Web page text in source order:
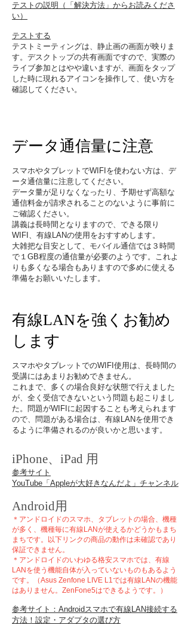
テストの説明（「解決方法」からお読みくださ
い）
テストする
テストミーティングは、静止画の画面が映りま
す。デスクトップの共有画面ですので、実際の
ライブ参加とはやや違いますが、画面をタップ
した時に現れるアイコンを操作して、使い方を
確認してください。
データ通信量に注意
​スマホやタブレットでWIFIを使わない方は、デ
ータ通信量に注意してください。
データ量が足りなくなったり、予期せず高額な
通信料金が請求されることのないように事前に
ご確認ください。
​講義は長時間となりますので、できる限り
WIFI、有線LANの使用をおすすめします。
​大雑把な目安として、モバイル通信では３時間
で１GB程度の通信量が必要のようです。これよ
りも多くなる場合もありますので多めに使える
準備をお願いいたします。
有線LANを強くお勧め
します
​スマホやタブレットでのWIFI使用は、長時間の
受講にはあまりお勧めできません。
これまで、多くの場合良好な状態で行えました
が、全く受信できないという問題も起こりまし
た。問題がWIFIに起因することも考えられます
ので、問題がある場合は、有線LANを使用でき
るように準備されるのが良いかと思います。
iPhone、iPad 用
参考サイト
YouTube「Appleが大好きなんだよ」チャンネル
Android用
＊アンドロイドのスマホ、タブレットの場合、機種
が多く、機種毎に有線LANが使えるかどうかもまち
まちです。以下リンクの商品の動作は未確認であり
保証できません。
＊アンドロイドのいわゆる格安スマホでは、有線
LANを使う機能自体が入っていないものもあるよう
です。（Asus Zenfone LIVE L1では有線LANの機能
はありません。ZenFone5はできるようです。）
参考サイト：Androidスマホで有線LAN接続する
方法！設定・アダプタの選び方